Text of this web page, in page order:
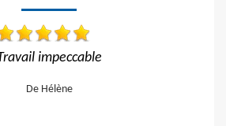
impeccable Tarif correct Je